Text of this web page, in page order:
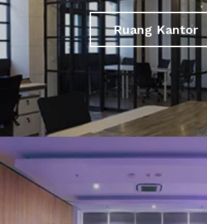
Ruang Kantor